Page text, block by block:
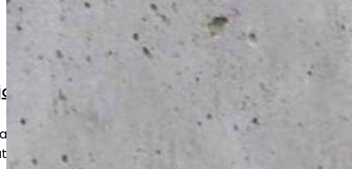
kulumat ja vauriot nopeasti ja
takaisin turvalliseen ja toimivaan